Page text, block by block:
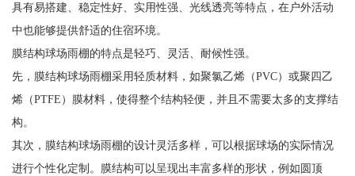
具有易搭建、稳定性好、实用性强、光线透亮等特点，在户外活动
中也能够提供舒适的住宿环境。
膜结构球场雨棚的特点是轻巧、灵活、耐候性强。
先，膜结构球场雨棚采用轻质材料，如聚氯乙烯（PVC）或聚四乙
烯（PTFE）膜材料，使得整个结构轻便，并且不需要太多的支撑结
构。
其次，膜结构球场雨棚的设计灵活多样，可以根据球场的实际情况
进行个性化定制。膜结构可以呈现出丰富多样的形状，例如圆顶